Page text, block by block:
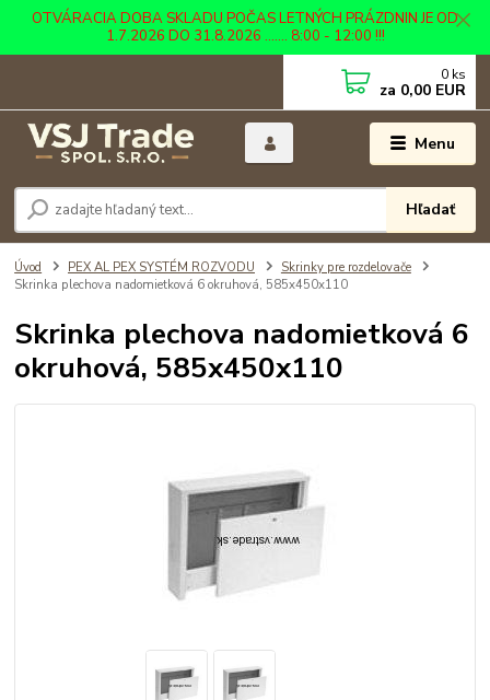
OTVÁRACIA DOBA SKLADU POČAS LETNÝCH PRÁZDNIN JE OD
1.7.2026 DO 31.8.2026 ....... 8:00 - 12:00 !!!
Menu
Hľadať
0 ks
za 0,00 EUR
Úvod PEX AL PEX SYSTÉM ROZVODU
Skrinky pre rozdelovače
Skrinka plechova nadomietková 6 okruhová, 585x450x110
Skrinka plechova nadomietková 6
okruhová, 585x450x110